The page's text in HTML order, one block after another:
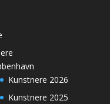
Kunstnere 2026
Kunstnere 2025